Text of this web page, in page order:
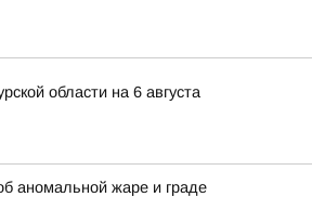
области на 6 августа
аномальной жаре и граде